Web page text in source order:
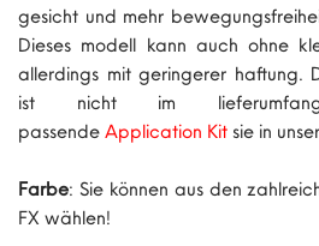
gesicht und mehr
Dieses modell kann auch ohne
allerdings mit geringerer haftung.
ist nicht im
passende Application Kit sie in
Farbe: Sie können aus den
FX wählen!